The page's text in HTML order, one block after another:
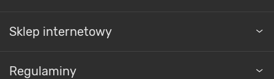
Sklep internetowy
Regulaminy